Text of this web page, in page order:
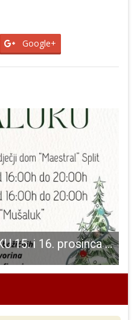
Google+
ADVENT U MUŠALUKU 15. i 16. prosinca 2023. godine